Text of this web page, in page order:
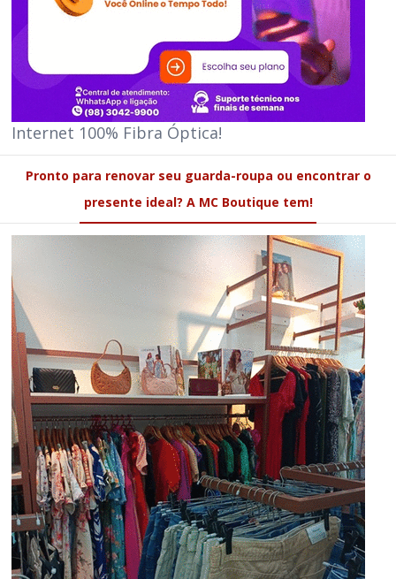
Internet 100% Fibra Óptica!
Pronto para renovar seu guarda-roupa ou encontrar o
presente ideal? A MC Boutique tem!